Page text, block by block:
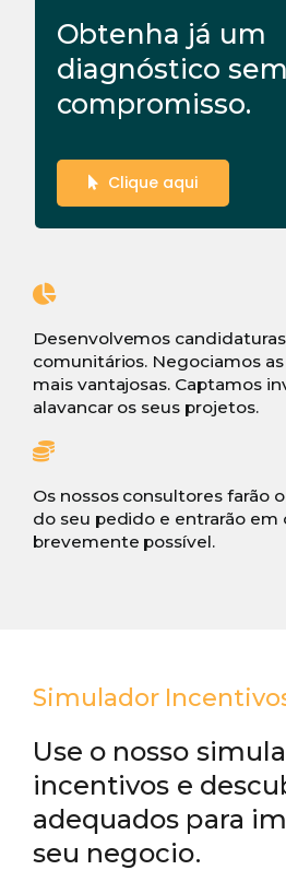
Obtenha já um
diagnóstico sem
compromisso.
Clique aqui
Desenvolvemos
comunitários. Negociamos
mais vantajosas. Captamos
alavancar os seus projetos.
Os nossos consultores farão
do seu pedido e entrarão em
brevemente possível.
Simulador
Use o nosso
incentivos e
adequados para
seu negocio.